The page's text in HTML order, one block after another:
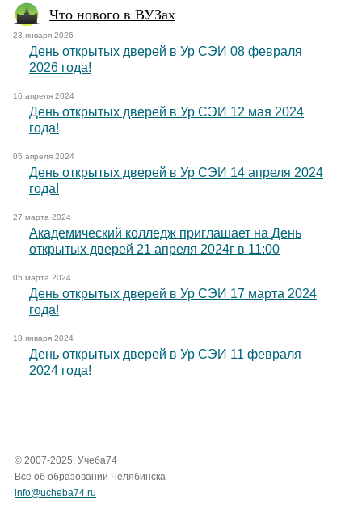
Что нового в ВУЗах
23 января 2026
День открытых дверей в Ур СЭИ 08 февраля
2026 года!
16 апреля 2024
День открытых дверей в Ур СЭИ 12 мая 2024
года!
05 апреля 2024
День открытых дверей в Ур СЭИ 14 апреля 2024
года!
27 марта 2024
Академический колледж приглашает на День
открытых дверей 21 апреля 2024г в 11:00
05 марта 2024
День открытых дверей в Ур СЭИ 17 марта 2024
года!
18 января 2024
День открытых дверей в Ур СЭИ 11 февраля
2024 года!
© 2007-2025, Учеба74
Все об образовании Челябинска
info@ucheba74.ru